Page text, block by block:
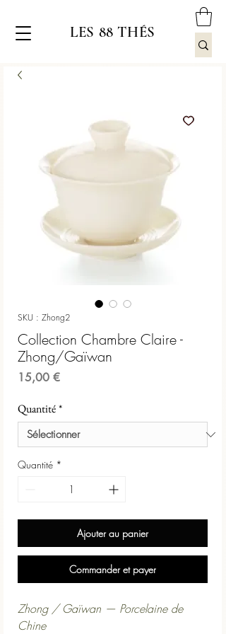
LES 88 THÉS
SKU : Zhong2
Collection Chambre Claire -
Zhong/Gaïwan
15,00 €Prix
Quantité*
Quantité *
Ajouter au panier
Commander et payer
Zhong / Gaïwan — Porcelaine de
Chine